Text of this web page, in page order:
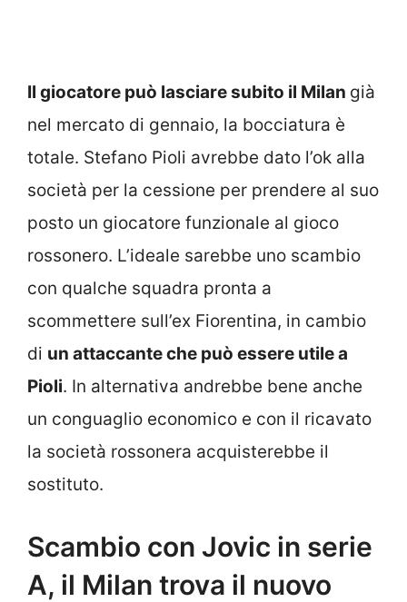
Il giocatore può lasciare subito il Milan già
nel mercato di gennaio, la bocciatura è
totale. Stefano Pioli avrebbe dato l’ok alla
società per la cessione per prendere al suo
posto un giocatore funzionale al gioco
rossonero. L’ideale sarebbe uno scambio
con qualche squadra pronta a
scommettere sull’ex Fiorentina, in cambio
di un attaccante che può essere utile a
Pioli. In alternativa andrebbe bene anche
un conguaglio economico e con il ricavato
la società rossonera acquisterebbe il
sostituto.
Scambio con Jovic in serie
A, il Milan trova il nuovo